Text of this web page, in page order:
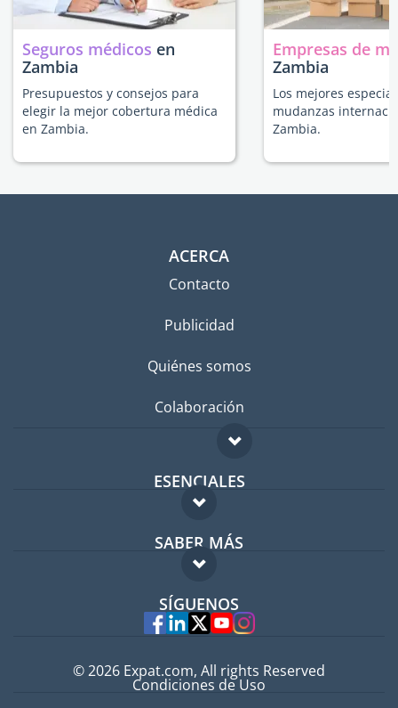
Seguros médicos en
Zambia
Presupuestos y consejos para
elegir la mejor cobertura médica
en Zambia.
Empresas de
Zambia
Los mejores
mudanzas
Zambia.
ACERCA
Contacto
Publicidad
Quiénes somos
Colaboración
ESENCIALES
Foro para expatriados
Guía para expatriados
Trabajos en el extranjero
SABER MÁS
FAQ
Expertos
SÍGUENOS
© 2026 Expat.com, All rights Reserved
Condiciones de Uso